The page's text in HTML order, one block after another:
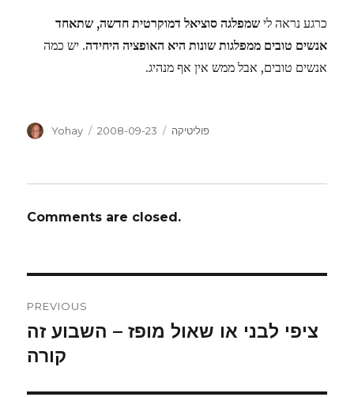
כרגע נראה לישמפלגה סוציאל דמוקרטית חדשה, שתאחד
אנשים טובים ממפלגות שונות היא האופציה היחידה. יש כמה
אנשים טובים, אבל ממש אין אף מנהיג.
Author
Yohay
Posted
2008-09-23 Categories
פוליטיקה
Comments are closed.
navigation
PREVIOUS
Previous
post:
ציפי לבני או שאול מופז – השבוע זה
קורה